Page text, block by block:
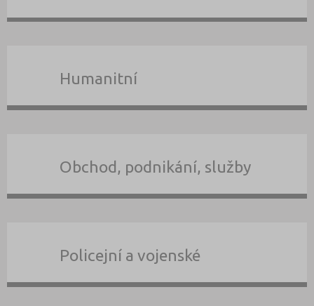
Humanitní
Obchod, podnikání, služby
Policejní a vojenské